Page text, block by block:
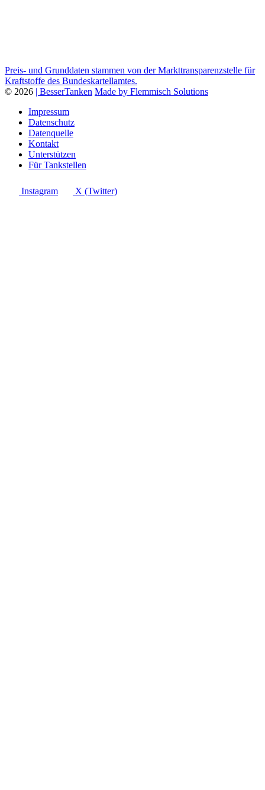
Preis- und Grunddaten stammen von der Markttransparenzstelle für
Kraftstoffe des Bundeskartellamtes.
© 2026 | BesserTanken Made by Flemmisch Solutions
Impressum
Datenschutz
Datenquelle
Kontakt
Unterstützen
Für Tankstellen
Instagram X (Twitter)